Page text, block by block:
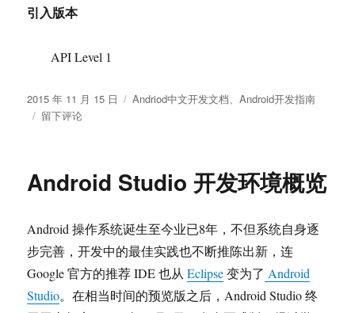
引入版本
API Level 1
发
布
2015 年 11 月 15 日
分
Andriod中文开发文档、Android开发指南
于
留下评论
Android Studio 开发环境概览
Android 操作系统诞生至今业已8年，不但系统自身逐
步完善，开发中的最佳实践也不断推陈出新，连
Google 官方的推荐 IDE 也从Eclipse变为了 Android
Studio。在相当时间的预览版之后，Android Studio 终